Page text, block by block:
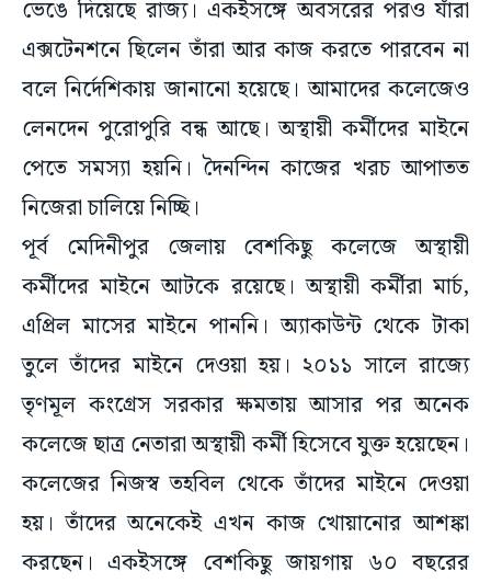
ভেঙে দিয়েছে রাজ্য। একইসঙ্গে অবসরের পরও যাঁরা
এক্সটেনশনে ছিলেন তাঁরা আর কাজ করতে পারবেন না
বলে নির্দেশিকায় জানানো হয়েছে। আমাদের কলেজেও
লেনদেন পুরোপুরি বন্ধ আছে। অস্থায়ী কর্মীদের মাইনে
পেতে সমস্যা হয়নি। দৈনন্দিন কাজের খরচ আপাতত
নিজেরা চালিয়ে নিচ্ছি।
পূর্ব মেদিনীপুর জেলায় বেশকিছু কলেজে অস্থায়ী
কর্মীদের মাইনে আটকে রয়েছে। অস্থায়ী কর্মীরা মার্চ,
এপ্রিল মাসের মাইনে পাননি। অ্যাকাউন্ট থেকে টাকা
তুলে তাঁদের মাইনে দেওয়া হয়। ২০১১ সালে রাজ্যে
তৃণমূল কংগ্রেস সরকার ক্ষমতায় আসার পর অনেক
কলেজে ছাত্র নেতারা অস্থায়ী কর্মী হিসেবে যুক্ত হয়েছেন।
কলেজের নিজস্ব তহবিল থেকে তাঁদের মাইনে দেওয়া
হয়। তাঁদের অনেকেই এখন কাজ খোয়ানোর আশঙ্কা
করছেন। একইসঙ্গে বেশকিছু জায়গায় ৬০ বছরের